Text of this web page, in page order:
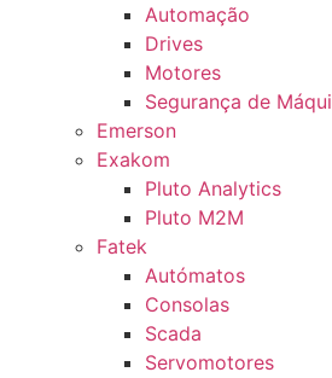
Automação
Drives
Motores
Segurança de
Emerson
Exakom
Pluto Analytics
Pluto M2M
Fatek
Autómatos
Consolas
Scada
Servomotores